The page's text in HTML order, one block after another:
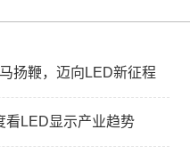
扬鞭，迈向LED新征程
看LED显示产业趋势